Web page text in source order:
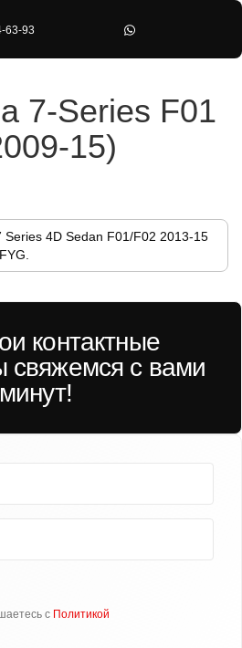
63-93
7-Series F01
15)
Series 4D Sedan F01/F02 2013-15
контактные
с вами
с Политикой